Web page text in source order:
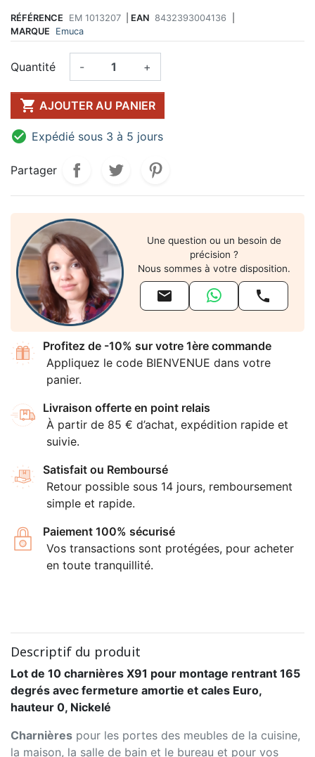
RÉFÉRENCE EM 1013207 EAN 8432393004136
MARQUE
Emuca
Quantité - +
 AJOUTER AU PANIER
 Expédié sous 3 à 5 jours
Partager
Une question ou un besoin de
précision ?
Nous sommes à votre disposition.
 
Profitez de -10% sur votre 1ère commande
Appliquez le code BIENVENUE dans votre
panier.
Livraison offerte en point relais
À partir de 85 € d’achat, expédition rapide et
suivie.
Satisfait ou Remboursé
Retour possible sous 14 jours, remboursement
simple et rapide.
Paiement 100% sécurisé
Vos transactions sont protégées, pour acheter
en toute tranquillité.
Descriptif du produit
Lot de 10 charnières X91 pour montage rentrant 165
degrés avec fermeture amortie et cales Euro,
hauteur 0, Nickelé
Charnières pour les portes des meubles de la cuisine,
la maison, la salle de bain et le bureau et pour vos